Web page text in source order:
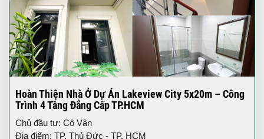
Hoàn Thiện Nhà Ở Dự Án Lakeview City 5x20m – Công
Trình 4 Tầng Đẳng Cấp TP.HCM
Chủ đầu tư: Cô Vân
Địa điểm: TP. Thủ Đức - TP. HCM